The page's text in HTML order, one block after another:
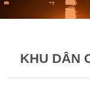
KHU DÂN